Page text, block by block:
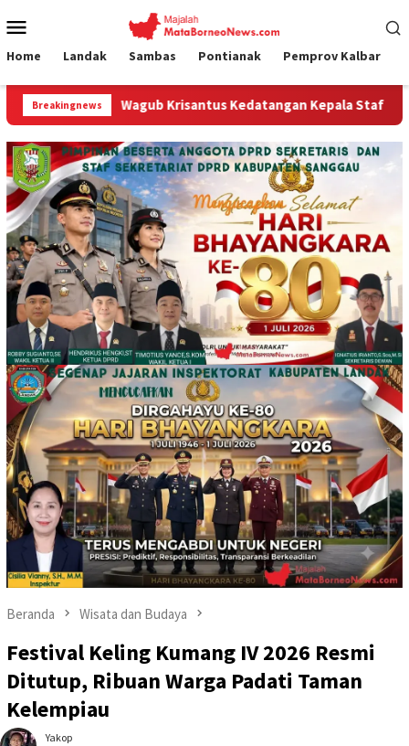
ke
Mobile
Home Landak Sambas Pontianak Pemprov Kalbar
Breakingnews
Kedatangan Kepala Staf Kepresidenan, Tegaskan
Beranda Wisata dan Budaya
Festival Keling Kumang IV 2026 Resmi
Ditutup, Ribuan Warga Padati Taman
Kelempiau
Yakop